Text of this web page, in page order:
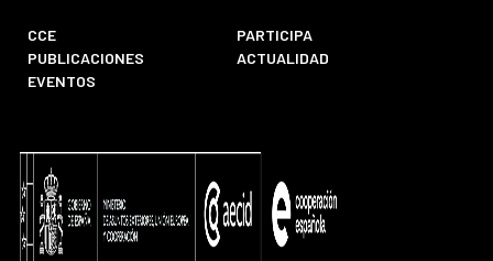
CCE
PARTICIPA
PUBLICACIONES
ACTUALIDAD
EVENTOS